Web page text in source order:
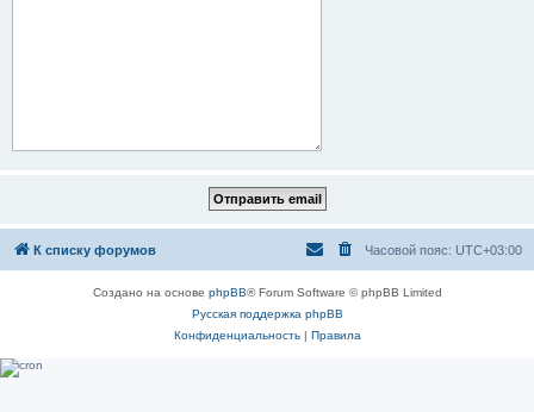
К списку форумов Часовой пояс: UTC+03:00
Создано на основе phpBB® Forum Software © phpBB Limited
Русская поддержка phpBB
Конфиденциальность| Правила